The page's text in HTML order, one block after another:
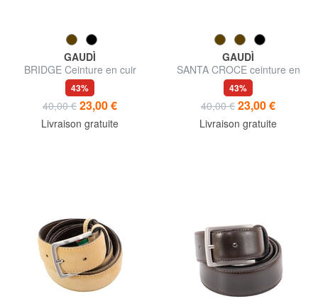
GAUDÌ
BRIDGE Ceinture en cuir
fabriquée en Italie
43%
40,00 € 23,00 €
Livraison gratuite
GAUDÌ
SANTA CROCE ceinture en
cuir
43%
40,00 € 23,00 €
Livraison gratuite